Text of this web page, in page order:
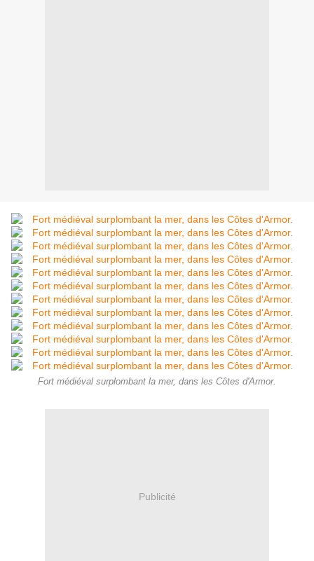
Fort médiéval surplombant la mer, dans les Côtes d'Armor.
Publicité